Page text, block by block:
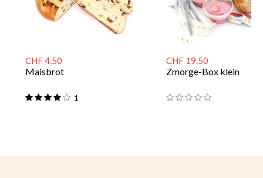
CHF 4.50
Maisbrot
1
CHF 19.50
Zmorge-Box klein